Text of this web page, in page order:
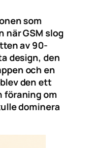
som
när GSM slog
av 90-
design, den
och en
den ett
föraning om
dominera